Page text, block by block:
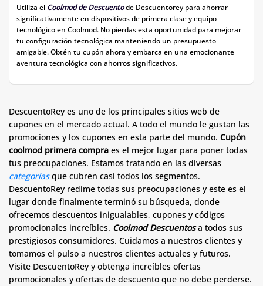
Utiliza el Coolmod de Descuentode Descuentorey para ahorrar
significativamente en dispositivos de primera clase y equipo
tecnológico en Coolmod. No pierdas esta oportunidad para mejorar
tu configuración tecnológica manteniendo un presupuesto
amigable. Obtén tu cupón ahora y embarca en una emocionante
aventura tecnológica con ahorros significativos.
DescuentoRey es uno de los principales sitios web de
cupones en el mercado actual. A todo el mundo le gustan las
promociones y los cupones en esta parte del mundo. Cupón
coolmod primera compra es el mejor lugar para poner todas
tus preocupaciones. Estamos tratando en las diversas
categoríasque cubren casi todos los segmentos.
DescuentoRey redime todas sus preocupaciones y este es el
lugar donde finalmente terminó su búsqueda, donde
ofrecemos descuentos inigualables, cupones y códigos
promocionales increíbles. Coolmod Descuentosa todos sus
prestigiosos consumidores. Cuidamos a nuestros clientes y
tomamos el pulso a nuestros clientes actuales y futuros.
Visite DescuentoRey y obtenga increíbles ofertas
promocionales y ofertas de descuento que no debe perderse.